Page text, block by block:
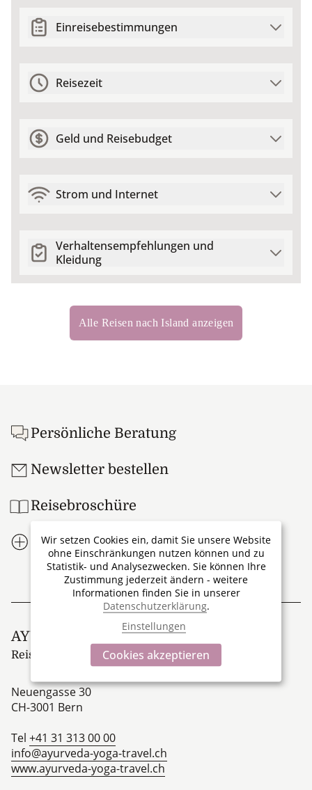
Einreisebestimmungen
Reisezeit
Geld und Reisebudget
Strom und Internet
Verhaltensempfehlungen und
Kleidung
Alle Reisen nach Island anzeigen
Persönliche Beratung
Newsletter bestellen
Reisebroschüre
Ihre Vorteile
AYURVEDA & YOGATRAVEL
Reisen für Körper und Geist
Neuengasse 30
CH-3001 Bern
Tel +41 31 313 00 00
info@ayurveda-yoga-travel.ch
www.ayurveda-yoga-travel.ch
Wir setzen Cookies ein, damit Sie unsere Website
ohne Einschränkungen nutzen können und zu
Statistik- und Analysezwecken. Sie können Ihre
Zustimmung jederzeit ändern - weitere
Informationen finden Sie in unserer
Datenschutzerklärung.
Einstellungen
Cookies akzeptieren